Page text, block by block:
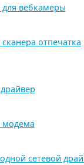
для вебкамеры
отпечатка
модема
сетевой